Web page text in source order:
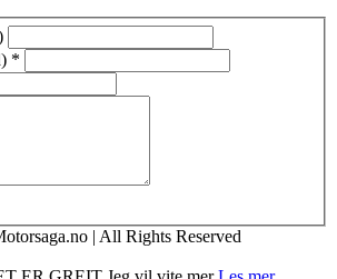
*
| All Rights Reserved